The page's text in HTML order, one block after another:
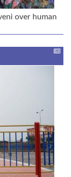
over human